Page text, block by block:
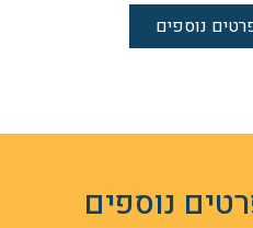
נוספים
נוספים